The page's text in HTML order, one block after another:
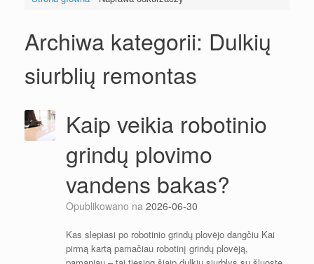
Archiwa kategorii: Dulkių
siurblių remontas
Kaip veikia robotinio
grindų plovimo
vandens bakas?
Opublikowano na 2026-06-30
Kas slepiasi po robotinio grindų plovėjo dangčiu Kai
pirmą kartą pamačiau robotinį grindų plovėją,